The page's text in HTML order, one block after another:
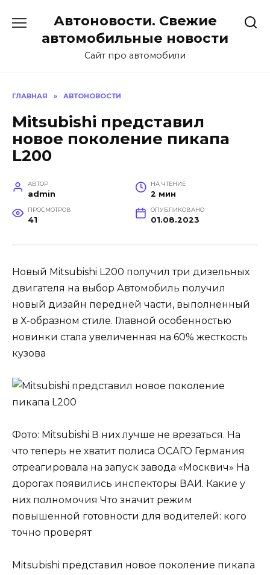
содержанию
Автоновости. Свежие
автомобильные новости
Сайт про автомобили
ГЛАВНАЯ » АВТОНОВОСТИ
Mitsubishi представил
новое поколение пикапа
L200
АВТОР
admin
НА ЧТЕНИЕ
2 мин
ПРОСМОТРОВ
41
ОПУБЛИКОВАНО
01.08.2023
Новый Mitsubishi L200 получил три дизельных
двигателя на выбор Автомобиль получил
новый дизайн передней части, выполненный
в Х-образном стиле. Главной особенностью
новинки стала увеличенная на 60% жесткость
кузова
Фото: Mitsubishi В них лучше не врезаться. На
что теперь не хватит полиса ОСАГО Германия
отреагировала на запуск завода «Москвич» На
дорогах появились инспекторы ВАИ. Какие у
них полномочия Что значит режим
повышенной готовности для водителей: кого
точно проверят
Mitsubishi представил новое поколение пикапа